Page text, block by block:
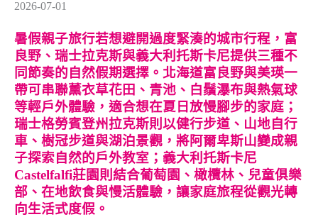
2026-07-01
暑假親子旅行若想避開過度緊湊的城市行程，富
良野、瑞士拉克斯與義大利托斯卡尼提供三種不
同節奏的自然假期選擇。北海道富良野與美瑛一
帶可串聯薰衣草花田、青池、白鬚瀑布與熱氣球
等輕戶外體驗，適合想在夏日放慢腳步的家庭；
瑞士格勞賓登州拉克斯則以健行步道、山地自行
車、樹冠步道與湖泊景觀，將阿爾卑斯山變成親
子探索自然的戶外教室；義大利托斯卡尼
Castelfalfi莊園則結合葡萄園、橄欖林、兒童俱樂
部、在地飲食與慢活體驗，讓家庭旅程從觀光轉
向生活式度假。